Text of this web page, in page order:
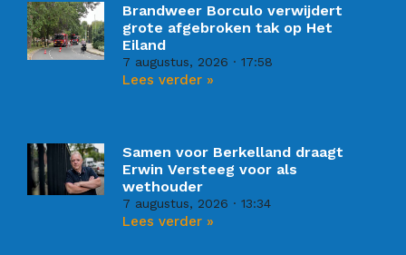
Brandweer Borculo verwijdert
grote afgebroken tak op Het
Eiland
7 augustus, 2026 17:58
Lees verder »
Samen voor Berkelland draagt
Erwin Versteeg voor als
wethouder
7 augustus, 2026 13:34
Lees verder »